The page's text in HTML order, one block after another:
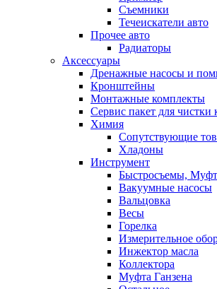
Съемники
Течеискатели авто
Прочее авто
Радиаторы
Аксессуары
Дренажные насосы и
Кронштейны
Монтажные комплекты
Сервис пакет для чистки
Химия
Сопутствующие
Хладоны
Инструмент
Быстросъемы,
Вакуумные насосы
Вальцовка
Весы
Горелка
Измерительное
Инжектор масла
Коллектора
Муфта Ганзена